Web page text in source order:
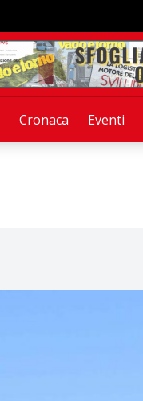
Cronaca Eventi